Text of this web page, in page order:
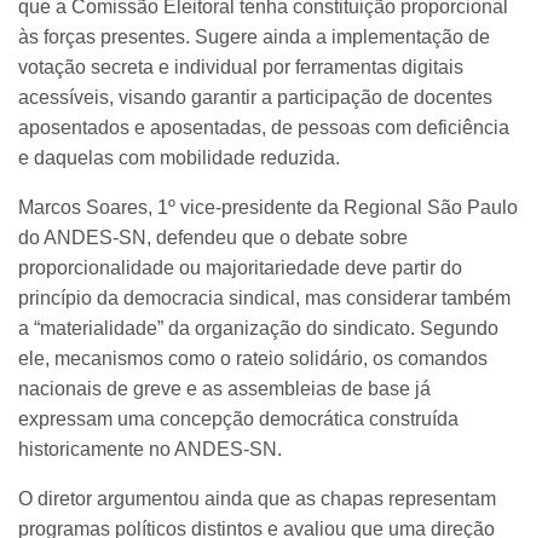
que a Comissão Eleitoral tenha constituição proporcional
às forças presentes. Sugere ainda a implementação de
votação secreta e individual por ferramentas digitais
acessíveis, visando garantir a participação de docentes
aposentados e aposentadas, de pessoas com deficiência
e daquelas com mobilidade reduzida.
Marcos Soares, 1º vice-presidente da Regional São Paulo
do ANDES-SN, defendeu que o debate sobre
proporcionalidade ou majoritariedade deve partir do
princípio da democracia sindical, mas considerar também
a “materialidade” da organização do sindicato. Segundo
ele, mecanismos como o rateio solidário, os comandos
nacionais de greve e as assembleias de base já
expressam uma concepção democrática construída
historicamente no ANDES-SN.
O diretor argumentou ainda que as chapas representam
programas políticos distintos e avaliou que uma direção